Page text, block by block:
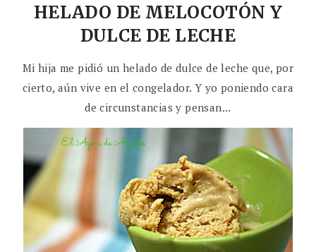
HELADO DE MELOCOTÓN Y
DULCE DE LECHE
Mi hija me pidió un helado de dulce de leche que, por
cierto, aún vive en el congelador. Y yo poniendo cara
de circunstancias y pensan...